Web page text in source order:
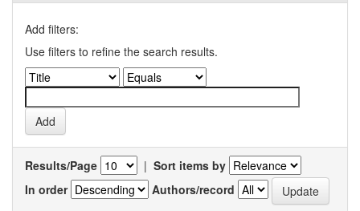
Add filters:
Use filters to refine the search results.
Results/Page | Sort items by
In order
Authors/record